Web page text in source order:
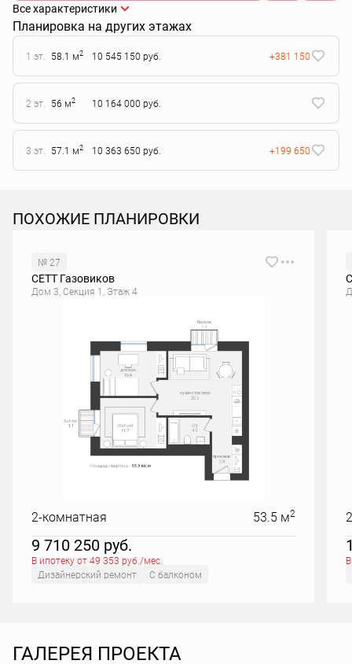
Все характеристики
Планировка на других этажах
1 эт. 58.1 м2 10 545 150 руб. +381 150
2 эт. 56 м2 10 164 000 руб.
3 эт. 57.1 м2 10 363 650 руб. +199 650
ПОХОЖИЕ ПЛАНИРОВКИ
№ 27
СЕТТ Газовиков
Дом 3, Секция 1, Этаж 4
2-комнатная 53.5 м2
9 710 250 руб.
В ипотеку от 49 353 руб./мес.
Дизайнерский ремонт
С балконом
ГАЛЕРЕЯ ПРОЕКТА